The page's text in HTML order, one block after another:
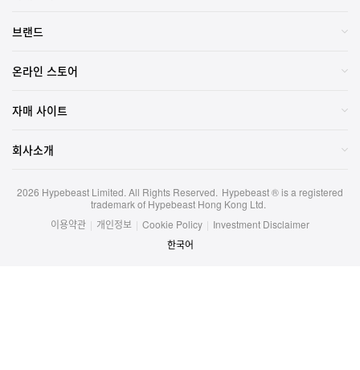
브랜드
온라인 스토어
자매 사이트
회사소개
2026 Hypebeast Limited. All Rights Reserved. Hypebeast ® is a registered
trademark of Hypebeast Hong Kong Ltd.
이용약관 | 개인정보 | Cookie Policy | Investment Disclaimer
한국어